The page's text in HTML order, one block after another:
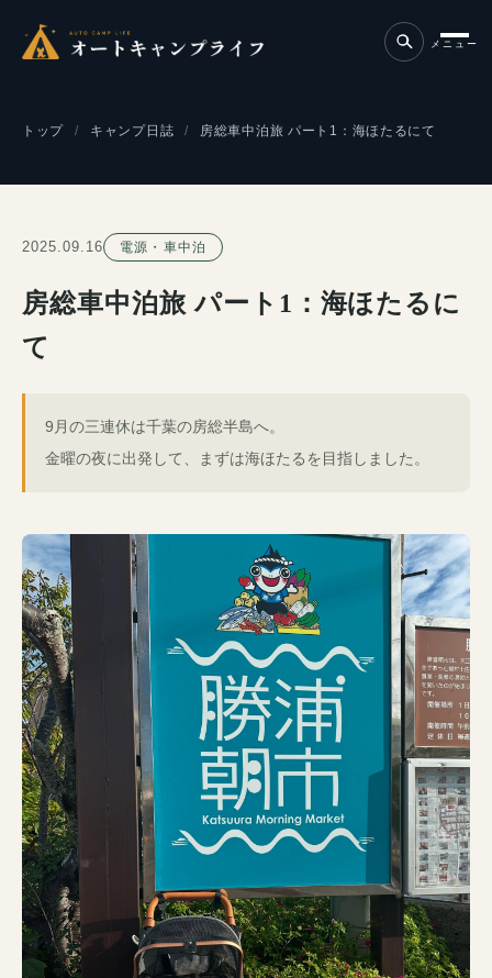
メニュー
トップ キャンプ日誌 房総車中泊旅 パート1：海ほたるにて
2025.09.16 電源・車中泊
房総車中泊旅 パート1：海ほたるに
て
9月の三連休は千葉の房総半島へ。
金曜の夜に出発して、まずは海ほたるを目指しました。